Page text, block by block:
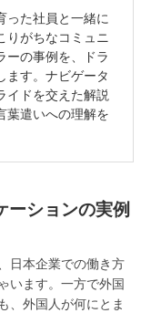
った社員と一緒に
りがちなコミュニ
ーの事例を、ドラ
ます。ナビゲータ
イドを交えた解説
葉遣いへの理解を
ーションの実例
日本企業での働き方
います。一方で外国
、外国人が何にとま